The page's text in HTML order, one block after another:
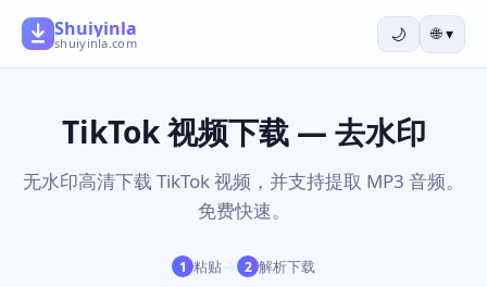
Shuiyinla
shuiyinla.com 🌙 🌐▾
TikTok 视频下载 — 去水印
无水印高清下载 TikTok 视频，并支持提取 MP3 音频。
免费快速。
1 粘贴 → 2 解析下载